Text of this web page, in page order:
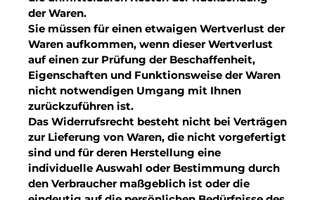
der Waren.
Sie müssen für einen etwaigen Wertverlust der
Waren aufkommen, wenn dieser Wertverlust
auf einen zur Prüfung der Beschaffenheit,
Eigenschaften und Funktionsweise der Waren
nicht notwendigen Umgang mit Ihnen
zurückzuführen ist.
Das Widerrufsrecht besteht nicht bei Verträgen
zur Lieferung von Waren, die nicht vorgefertigt
sind und für deren Herstellung eine
individuelle Auswahl oder Bestimmung durch
den Verbraucher maßgeblich ist oder die